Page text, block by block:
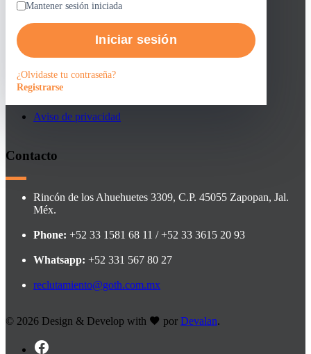
Mantener sesión iniciada
Iniciar sesión
¿Olvidaste tu contraseña?
Registrarse
Quienes Somos
Contacto
Aviso de privacidad
Contacto
Rincón de los Ahuehuetes 3309, C.P. 45055 Zapopan, Jal.
Méx.
Phone: +52 33 1581 68 11 / +52 33 3615 20 93
Whatsapp: +52 331 567 80 27
reclutamiento@goth.com.mx
© 2026 Design & Develop with por Devalan.